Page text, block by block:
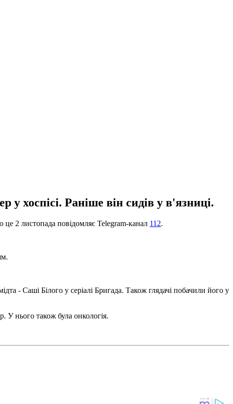
у хоспісі. Раніше він сидів у в'язниці.
2 листопада повідомляє Telegram-канал 112.
- Саші Білого у серіалі Бригада. Також глядачі побачили його у
У нього також була онкологія.